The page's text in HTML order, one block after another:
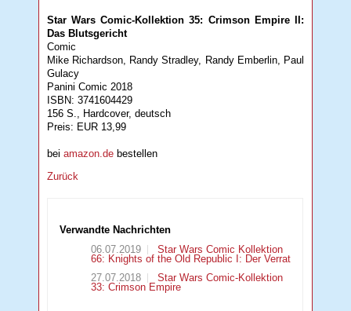
Star Wars Comic-Kollektion 35: Crimson Empire II:
Das Blutsgericht
Comic
Mike Richardson, Randy Stradley, Randy Emberlin, Paul
Gulacy
Panini Comic 2018
ISBN: 3741604429
156 S., Hardcover, deutsch
Preis: EUR 13,99
beiamazon.de bestellen
Zurück
Verwandte Nachrichten
06.07.2019
Star Wars Comic Kollektion
66: Knights of the Old Republic I: Der Verrat
27.07.2018
Star Wars Comic-Kollektion
33: Crimson Empire